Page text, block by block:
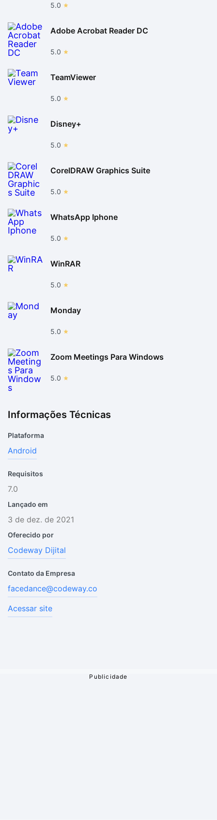
5.0
Adobe Acrobat Reader DC
5.0
TeamViewer
5.0
Disney+
5.0
CorelDRAW Graphics Suite
5.0
WhatsApp Iphone
5.0
WinRAR
5.0
Monday
5.0
Zoom Meetings Para Windows
5.0
Informações Técnicas
Plataforma
Android
Requisitos
7.0
Lançado em
3 de dez. de 2021
Oferecido por
Codeway Dijital
Contato da Empresa
facedance@codeway.co
Acessar site